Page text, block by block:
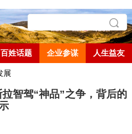
百姓话题 企业参谋 人生益友
展
智驾“神品”之争，背后的